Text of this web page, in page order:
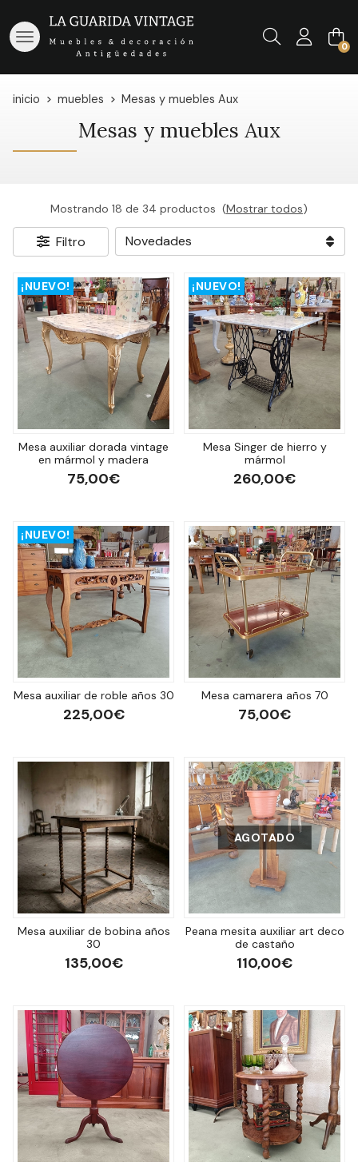
Buscar 0
inicio muebles Mesas y muebles Aux
Mesas y muebles Aux
Mostrando 18 de 34 productos (Mostrar todos)
Filtro
¡NUEVO!
Mesa auxiliar dorada vintage
en mármol y madera
75,00€
¡NUEVO!
Mesa Singer de hierro y
mármol
260,00€
¡NUEVO!
Mesa auxiliar de roble años 30
225,00€
Mesa camarera años 70
75,00€
Mesa auxiliar de bobina años
30
135,00€
AGOTADO
Peana mesita auxiliar art deco
de castaño
110,00€